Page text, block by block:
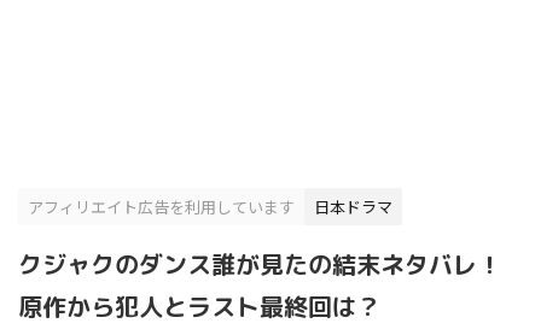
アフィリエイト広告を利用しています 日本ドラマ
クジャクのダンス誰が見たの結末ネタバレ！
原作から犯人とラスト最終回は？